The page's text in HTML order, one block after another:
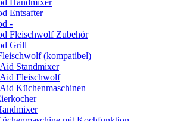
Handmixer
Entsafter
-
Fleischwolf Zubehör
Grill
(kompatibel)
Standmixer
Fleischwolf
Küchenmaschinen